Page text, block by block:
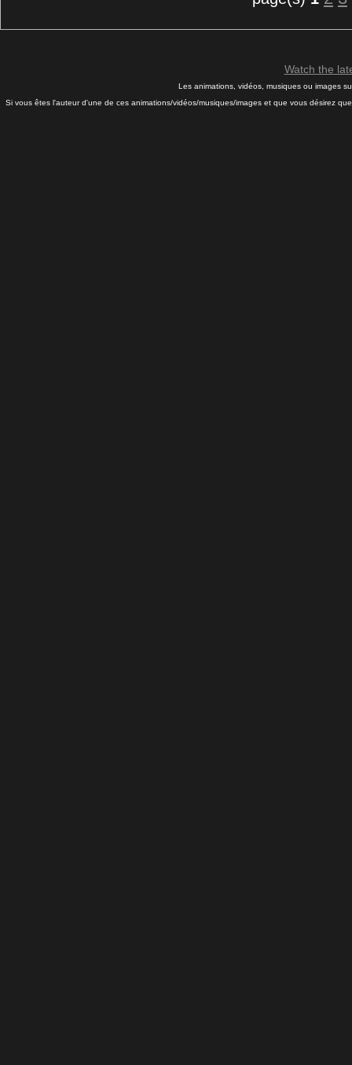
Watch the
Les animations, vidéos, musiques ou images
Si vous êtes l'auteur d'une de ces animations/vidéos/musiques/images et que vous désirez